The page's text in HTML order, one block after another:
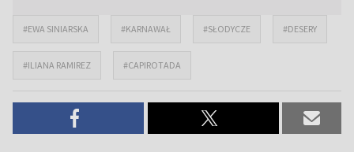
#EWA SINIARSKA #KARNAWAŁ #SŁODYCZE #DESERY
#ILIANA RAMIREZ #CAPIROTADA